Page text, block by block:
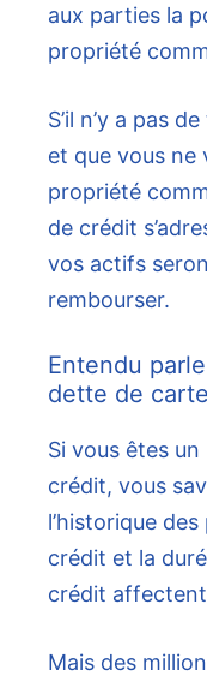
aux parties la
propriété
S’il n’y a pas
et que vous ne
propriété
de crédit
vos actifs
rembourser.
Entendu
dette de
Si vous êtes
crédit, vous
l’historique
crédit et la
crédit
Mais des